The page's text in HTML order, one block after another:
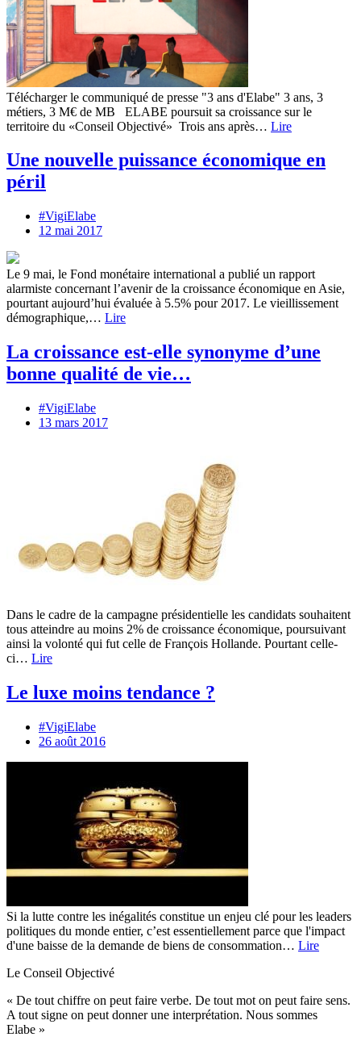
Télécharger le communiqué de presse "3 ans d'Elabe" 3 ans, 3
métiers, 3 M€ de MB ELABE poursuit sa croissance sur le
territoire du «Conseil Objectivé» Trois ans après… Lire
Une nouvelle puissance économique en
péril
#VigiElabe
12 mai 2017
Le 9 mai, le Fond monétaire international a publié un rapport
alarmiste concernant l’avenir de la croissance économique en Asie,
pourtant aujourd’hui évaluée à 5.5% pour 2017. Le vieillissement
démographique,… Lire
La croissance est-elle synonyme d’une
bonne qualité de vie…
#VigiElabe
13 mars 2017
Dans le cadre de la campagne présidentielle les candidats souhaitent
tous atteindre au moins 2% de croissance économique, poursuivant
ainsi la volonté qui fut celle de François Hollande. Pourtant celle-
ci… Lire
Le luxe moins tendance ?
#VigiElabe
26 août 2016
Si la lutte contre les inégalités constitue un enjeu clé pour les leaders
politiques du monde entier, c’est essentiellement parce que l'impact
d'une baisse de la demande de biens de consommation… Lire
Le Conseil Objectivé
« De tout chiffre on peut faire verbe. De tout mot on peut faire sens.
A tout signe on peut donner une interprétation. Nous sommes
Elabe »